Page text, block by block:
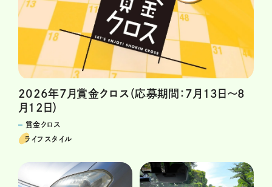
2026年7月賞金クロス（応募期間：7月13日～8
月12日）
賞金クロス
ライフスタイル